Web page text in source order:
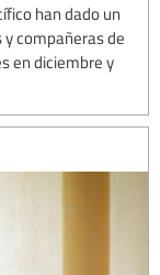
han dado un
compañeras de
en diciembre y